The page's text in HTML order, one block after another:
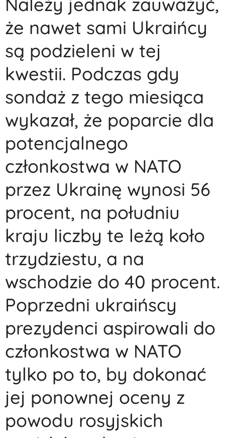
że nawet sami Ukraińcy
są podzieleni w tej
kwestii. Podczas gdy
sondaż z tego miesiąca
wykazał, że poparcie dla
potencjalnego
członkostwa w NATO
przez Ukrainę wynosi 56
procent, na południu
kraju liczby te leżą koło
trzydziestu, a na
wschodzie do 40 procent.
Poprzedni ukraińscy
prezydenci aspirowali do
członkostwa w NATO
tylko po to, by dokonać
jej ponownej oceny z
powodu rosyjskich